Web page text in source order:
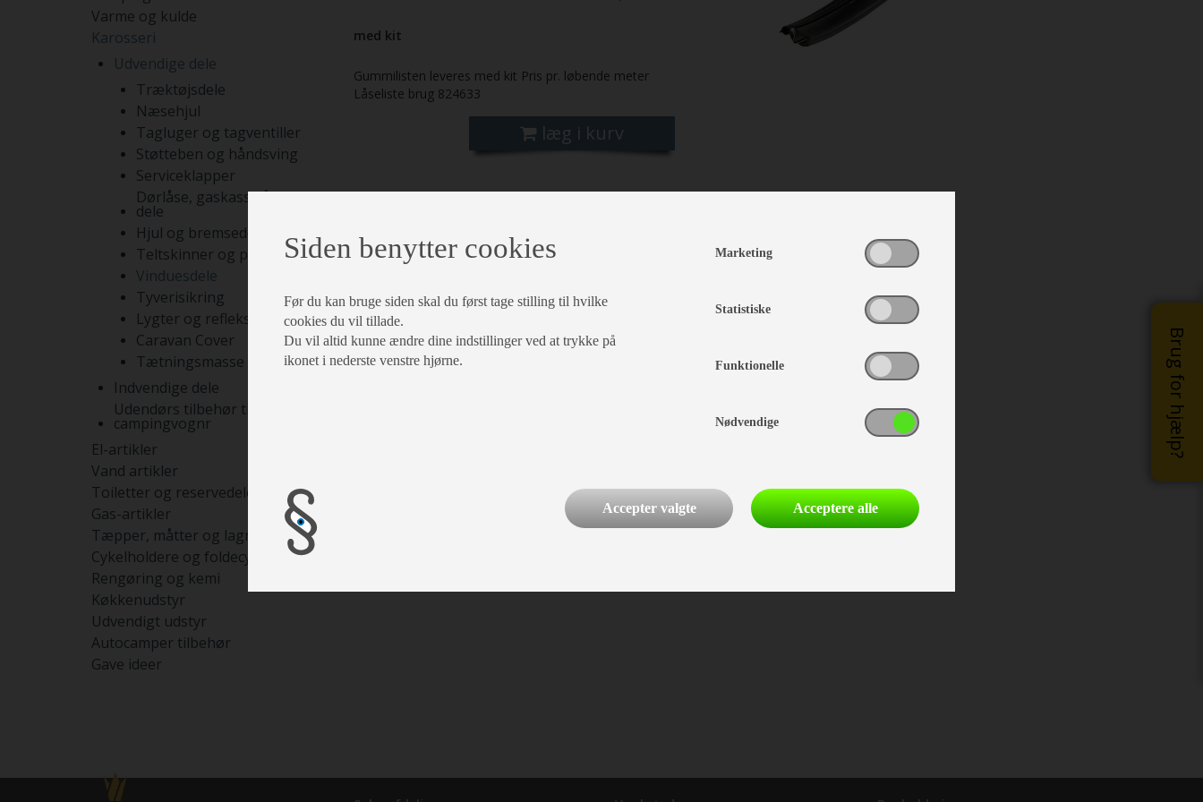
Brug for hjælp?
Varme og kulde
Karosseri
Udvendige dele
Træktøjsdele
Næsehjul
Tagluger og tagventiller
Støtteben og håndsving
Serviceklapper
Dørlåse, gaskasselåse og
dele
Hjul og bremsedele
Teltskinner og pyntelister
Vinduesdele
Tyverisikring
Lygter og reflekser
Caravan Cover
Tætningsmasse og lim
Indvendige dele
Udendørs tilbehør til
campingvognr
El-artikler
Vand artikler
Toiletter og reservedele
Gas-artikler
Tæpper, måtter og lagner
Cykelholdere og foldecykler
Rengøring og kemi
Køkkenudstyr
Udvendigt udstyr
Autocamper tilbehør
Gave ideer
med kit
Gummilisten leveres med kit Pris pr. løbende meter
Låseliste brug 824633
læg i kurv
Siden benytter cookies
Før du kan bruge siden skal du først tage stilling til hvilke
cookies du vil tillade.
Du vil altid kunne ændre dine indstillinger ved at trykke på
ikonet i nederste venstre hjørne.
Marketing
Statistiske
Funktionelle
Nødvendige
Accepter valgte Acceptere alle